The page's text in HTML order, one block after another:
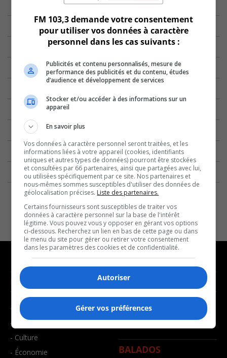
NOUVELLES
- Affaires municipales
- Communauté / Social
- Culture
- Économie
MUSIQUE
- Décompte franco
- Joué récemment
BALADOS
FM 103,3 demande votre consentement
pour utiliser vos données à caractère
personnel dans les cas suivants :
Publicités et contenu personnalisés, mesure de
performance des publicités et du contenu, études
d’audience et développement de services
Stocker et/ou accéder à des informations sur un
appareil
En savoir plus
Vos données à caractère personnel seront traitées, et les
informations liées à votre appareil (cookies, identifiants
uniques et autres types de données) pourront être stockées
et consultées par 66 partenaires, ainsi que partagées avec lui,
ou utilisées spécifiquement par ce site. Nos partenaires et
nous-mêmes sommes susceptibles d'utiliser des données de
géolocalisation précises. Liste des partenaires.
Certains fournisseurs sont susceptibles de traiter vos
données à caractère personnel sur la base de l'intérêt
légitime. Vous pouvez vous y opposer en gérant vos options
ci-dessous. Recherchez un lien en bas de cette page ou dans
le menu du site pour gérer ou retirer votre consentement
dans les paramètres des cookies et de confidentialité.
Autoriser
Gérer vos préférences